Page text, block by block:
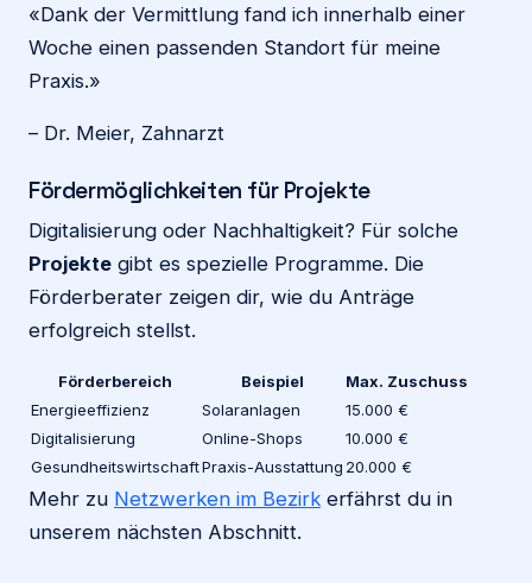
«Dank der Vermittlung fand ich innerhalb einer
Woche einen passenden Standort für meine
Praxis.»
– Dr. Meier, Zahnarzt
Fördermöglichkeiten für Projekte
Digitalisierung oder Nachhaltigkeit? Für solche
Projekte gibt es spezielle Programme. Die
Förderberater zeigen dir, wie du Anträge
erfolgreich stellst.
Förderbereich Beispiel
Max. Zuschuss
Energieeffizienz
Solaranlagen
15.000 €
Digitalisierung
Online-Shops
10.000 €
GesundheitswirtschaftPraxis-Ausstattung 20.000 €
Mehr zu Netzwerken im Bezirk erfährst du in
unserem nächsten Abschnitt.